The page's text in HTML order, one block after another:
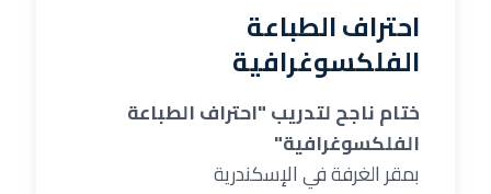
احتراف الطباعة
الفلكسوغرافية
ختام ناجح لتدريب "احتراف الطباعة
الفلكسوغرافية"
بمقر الغرفة في الإسكندرية